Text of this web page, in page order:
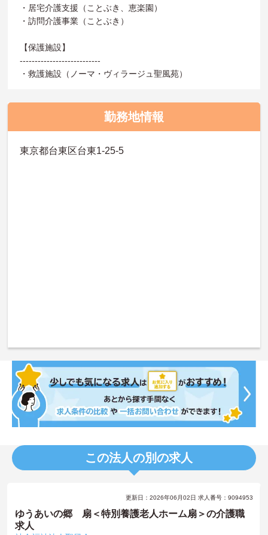
・居宅介護支援（ことぶき、恵楽園）
・訪問介護事業（ことぶき）
【保護施設】
---------------------------
・救護施設（ノーマ・ヴィラージュ聖風苑）
勤務地情報
東京都台東区台東1-25-5
この法人の別の求人
更新日：2026年06月02日 求人番号：9094953
ゆうあいの郷 扇＜特別養護老人ホーム扇＞の介護職
求人